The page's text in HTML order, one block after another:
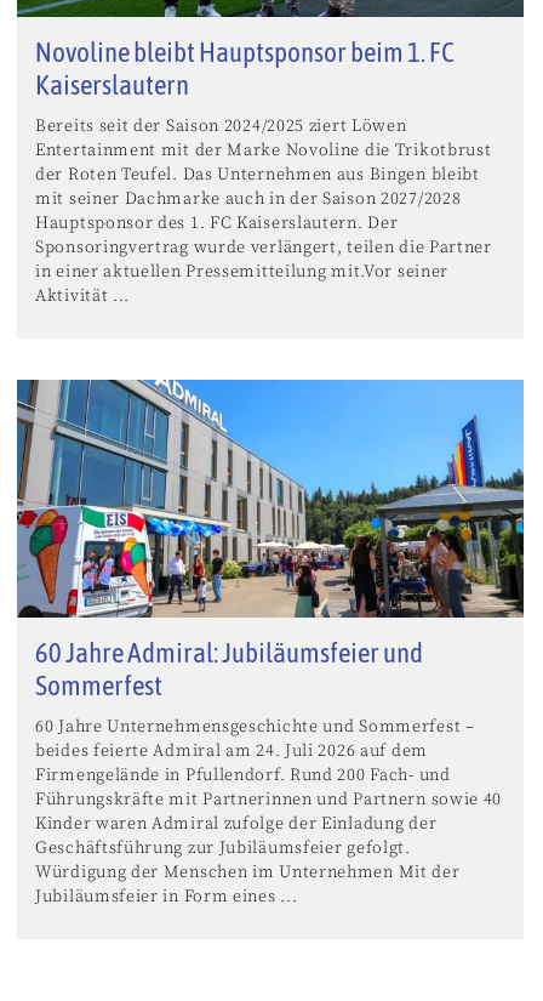
Novoline bleibt Hauptsponsor beim 1. FC
Kaiserslautern
Bereits seit der Saison 2024/2025 ziert Löwen
Entertainment mit der Marke Novoline die Trikotbrust
der Roten Teufel. Das Unternehmen aus Bingen bleibt
mit seiner Dachmarke auch in der Saison 2027/2028
Hauptsponsor des 1. FC Kaiserslautern. Der
Sponsoringvertrag wurde verlängert, teilen die Partner
in einer aktuellen Pressemitteilung mit.Vor seiner
Aktivität ...
60 Jahre Admiral: Jubiläumsfeier und
Sommerfest
60 Jahre Unternehmensgeschichte und Sommerfest –
beides feierte Admiral am 24. Juli 2026 auf dem
Firmengelände in Pfullendorf. Rund 200 Fach- und
Führungskräfte mit Partnerinnen und Partnern sowie 40
Kinder waren Admiral zufolge der Einladung der
Geschäftsführung zur Jubiläumsfeier gefolgt.
Würdigung der Menschen im Unternehmen Mit der
Jubiläumsfeier in Form eines ...